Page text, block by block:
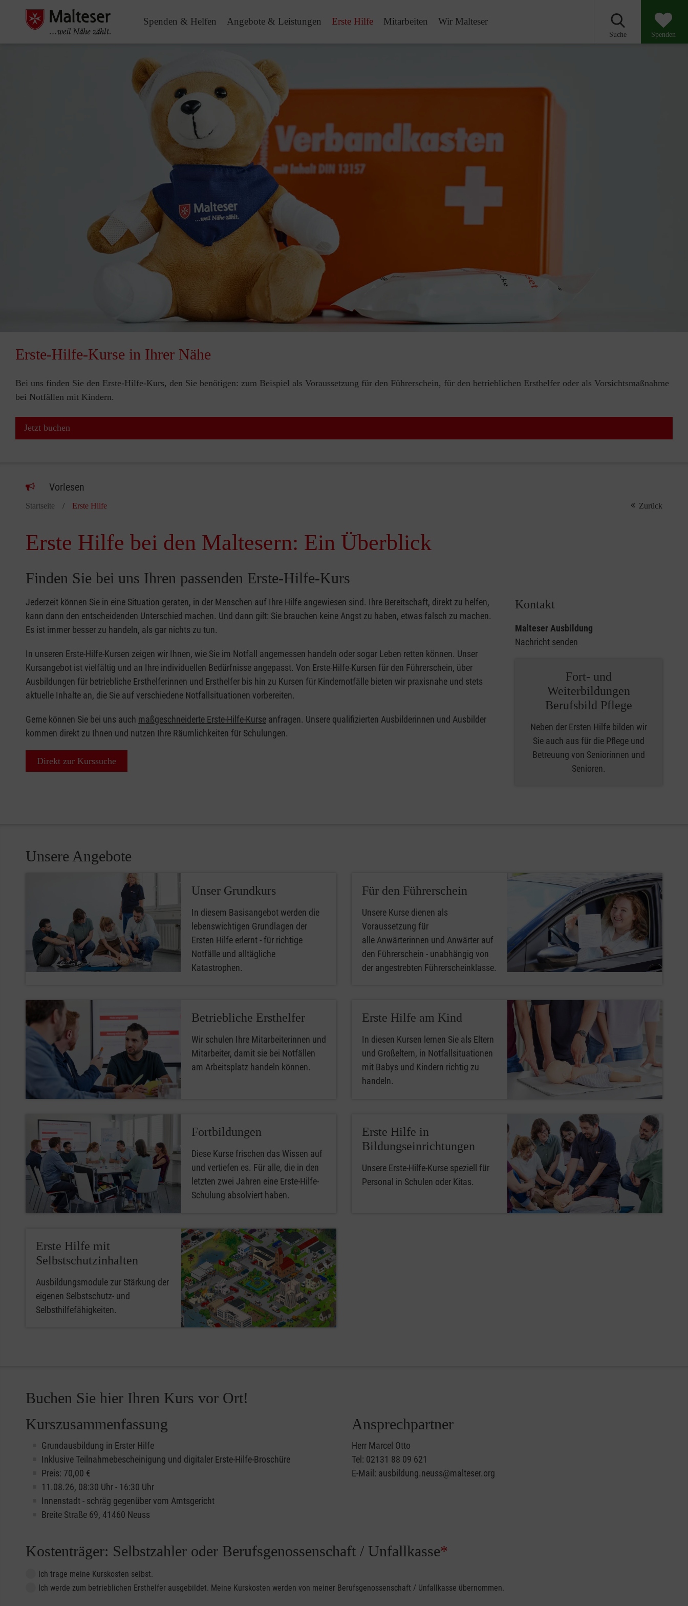
Spenden & Helfen Angebote & Leistungen Erste Hilfe Mitarbeiten Wir Malteser
Suche Spenden
Erste-Hilfe-Kurse in Ihrer Nähe
Bei uns finden Sie den Erste-Hilfe-Kurs, den Sie benötigen: zum Beispiel als Voraussetzung für den Führerschein, für den betrieblichen Ersthelfer oder als Vorsichtsmaßnahme
bei Notfällen mit Kindern.
Jetzt buchen
Vorlesen
Startseite Erste Hilfe Zurück
Erste Hilfe bei den Maltesern: Ein Überblick
Finden Sie bei uns Ihren passenden Erste-Hilfe-Kurs
Jederzeit können Sie in eine Situation geraten, in der Menschen auf Ihre Hilfe angewiesen sind. Ihre Bereitschaft, direkt zu helfen,
kann dann den entscheidenden Unterschied machen. Und dann gilt: Sie brauchen keine Angst zu haben, etwas falsch zu machen.
Es ist immer besser zu handeln, als gar nichts zu tun.
In unseren Erste-Hilfe-Kursen zeigen wir Ihnen, wie Sie im Notfall angemessen handeln oder sogar Leben retten können. Unser
Kursangebot ist vielfältig und an Ihre individuellen Bedürfnisse angepasst. Von Erste-Hilfe-Kursen für den Führerschein, über
Ausbildungen für betriebliche Ersthelferinnen und Ersthelfer bis hin zu Kursen für Kindernotfälle bieten wir praxisnahe und stets
aktuelle Inhalte an, die Sie auf verschiedene Notfallsituationen vorbereiten.
Gerne können Sie bei uns auch maßgeschneiderte Erste-Hilfe-Kurse anfragen. Unsere qualifizierten Ausbilderinnen und Ausbilder
kommen direkt zu Ihnen und nutzen Ihre Räumlichkeiten für Schulungen.
Direkt zur Kurssuche
Kontakt
Malteser Ausbildung
Nachricht senden
Fort- und
Weiterbildungen
Berufsbild Pflege
Neben der Ersten Hilfe bilden wir
Sie auch aus für die Pflege und
Betreuung von Seniorinnen und
Senioren.
Unsere Angebote
Unser Grundkurs
In diesem Basisangebot werden die
lebenswichtigen Grundlagen der
Ersten Hilfe erlernt - für richtige
Notfälle und alltägliche
Katastrophen.
Für den Führerschein
Unsere Kurse dienen als
Voraussetzung für
alle Anwärterinnen und Anwärter auf
den Führerschein - unabhängig von
der angestrebten Führerscheinklasse.
Betriebliche Ersthelfer
Wir schulen Ihre Mitarbeiterinnen und
Mitarbeiter, damit sie bei Notfällen
am Arbeitsplatz handeln können.
Erste Hilfe am Kind
In diesen Kursen lernen Sie als Eltern
und Großeltern, in Notfallsituationen
mit Babys und Kindern richtig zu
handeln.
Fortbildungen
Diese Kurse frischen das Wissen auf
und vertiefen es. Für alle, die in den
letzten zwei Jahren eine Erste-Hilfe-
Schulung absolviert haben.
Erste Hilfe in
Bildungseinrichtungen
Unsere Erste-Hilfe-Kurse speziell für
Personal in Schulen oder Kitas.
Erste Hilfe mit
Selbstschutzinhalten
Ausbildungsmodule zur Stärkung der
eigenen Selbstschutz- und
Selbsthilfefähigkeiten.
Buchen Sie hier Ihren Kurs vor Ort!
Kurszusammenfassung
Grundausbildung in Erster Hilfe
Inklusive Teilnahmebescheinigung und digitaler Erste-Hilfe-Broschüre
Preis: 70,00 €
11.08.26, 08:30 Uhr - 16:30 Uhr
Innenstadt - schräg gegenüber vom Amtsgericht
Breite Straße 69, 41460 Neuss
Ansprechpartner
Herr Marcel Otto
Tel: 02131 88 09 621
E-Mail: ausbildung.neuss@malteser.org
Kostenträger: Selbstzahler oder Berufsgenossenschaft / Unfallkasse*
Ich trage meine Kurskosten selbst.
Ich werde zum betrieblichen Ersthelfer ausgebildet. Meine Kurskosten werden von meiner Berufsgenossenschaft / Unfallkasse übernommen.